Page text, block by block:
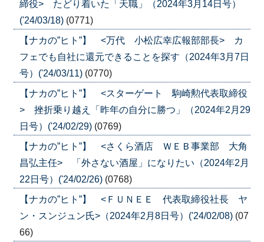
締役> たどり着いた「天職」（2024年3月14日号）
('24/03/18) (0771)
【ナカの”ヒト”】 <万代 小松広幸広報部部長> カ
フェでも自社に還元できることを探す（2024年3月7日
号）('24/03/11) (0770)
【ナカの”ヒト”】 <スターゲート 駒崎勲代表取締役
> 挫折乗り越え「昨年の自分に勝つ」（2024年2月29
日号）('24/02/29) (0769)
【ナカの”ヒト”】 <さくら酒店 ＷＥＢ事業部 大角
昌弘主任> 「外さない酒屋」になりたい（2024年2月
22日号）('24/02/26) (0768)
【ナカの”ヒト”】 <ＦＵＮＥＥ 代表取締役社長 ヤ
ン・スンジュン氏>（2024年2月8日号）('24/02/08) (07
66)